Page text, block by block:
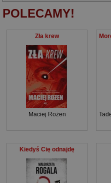
POLECAMY!
Zła krew
Maciej Rożen
Kiedyś Cię odnajdę